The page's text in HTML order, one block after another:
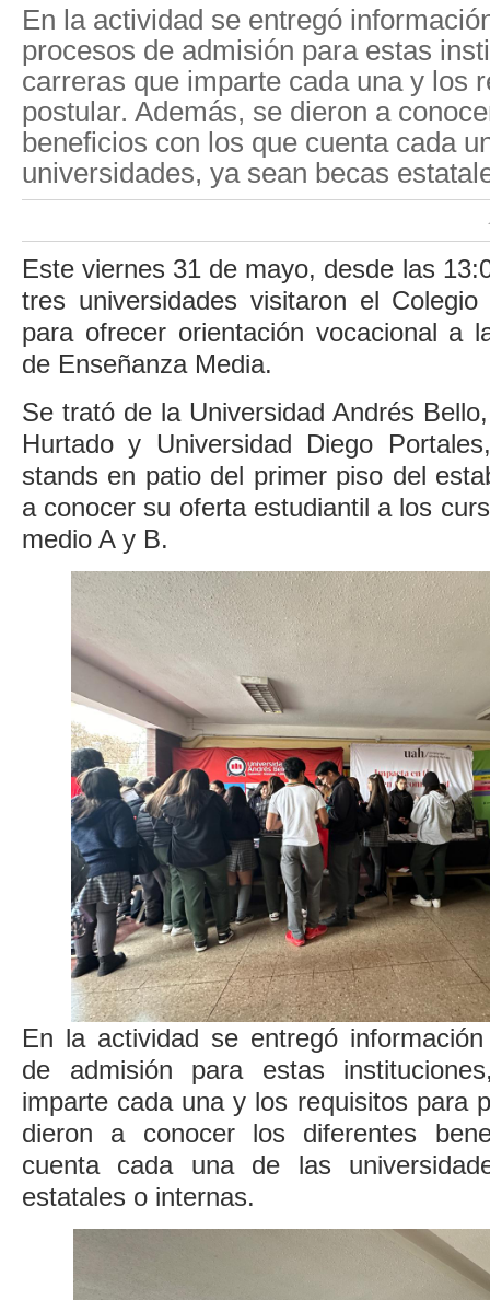
En la actividad se entregó
procesos de admisión para estas
carreras que imparte cada una y los
postular. Además, se dieron a
beneficios con los que cuenta cada
universidades, ya sean becas
Este viernes 31 de mayo, desde las
tres universidades visitaron el Colegio
para ofrecer orientación vocacional a
de Enseñanza Media.
Se trató de la Universidad Andrés
Hurtado y Universidad Diego
stands en patio del primer piso del
a conocer su oferta estudiantil a los
medio A y B.
En la actividad se entregó
de admisión para estas
imparte cada una y los requisitos para
dieron a conocer los diferentes
cuenta cada una de las
estatales o internas.